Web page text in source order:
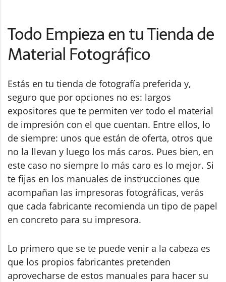
Todo Empieza en tu Tienda de
Material Fotográfico
Estás en tu tienda de fotografía preferida y,
seguro que por opciones no es: largos
expositores que te permiten ver todo el material
de impresión con el que cuentan. Entre ellos, lo
de siempre: unos que están de oferta, otros que
no la llevan y luego los más caros. Pues bien, en
este caso no siempre lo más caro es lo mejor. Si
te fijas en los manuales de instrucciones que
acompañan las impresoras fotográficas, verás
que cada fabricante recomienda un tipo de papel
en concreto para su impresora.
Lo primero que se te puede venir a la cabeza es
que los propios fabricantes pretenden
aprovecharse de estos manuales para hacer su